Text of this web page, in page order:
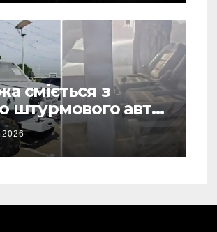
сміється з
штурмового авто
для фронту: перше